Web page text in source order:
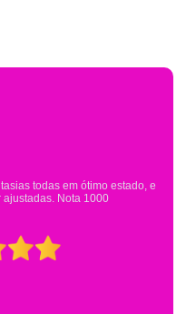
a fantasia de meu filho na
em que estavam fechando e
bem atendido.